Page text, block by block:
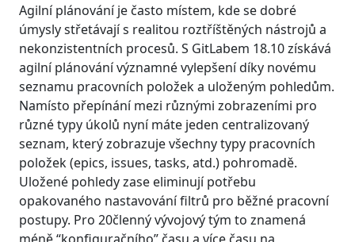
Agilní plánování je často místem, kde se dobré
úmysly střetávají s realitou roztříštěných nástrojů a
nekonzistentních procesů. S GitLabem 18.10 získává
agilní plánování významné vylepšení díky novému
seznamu pracovních položek a uloženým pohledům.
Namísto přepínání mezi různými zobrazeními pro
různé typy úkolů nyní máte jeden centralizovaný
seznam, který zobrazuje všechny typy pracovních
položek (epics, issues, tasks, atd.) pohromadě.
Uložené pohledy zase eliminují potřebu
opakovaného nastavování filtrů pro běžné pracovní
postupy. Pro 20členný vývojový tým to znamená
méně “konfiguračního” času a více času na